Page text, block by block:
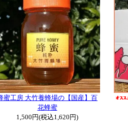
蜜工房 大竹養蜂場の【国産】百
花蜂蜜
1,500円(税込1,620円)